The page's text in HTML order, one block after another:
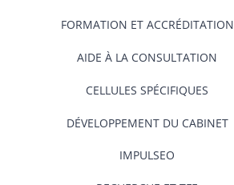
FORMATION ET ACCRÉDITATION
AIDE À LA CONSULTATION
CELLULES SPÉCIFIQUES
DÉVELOPPEMENT DU CABINET
IMPULSEO